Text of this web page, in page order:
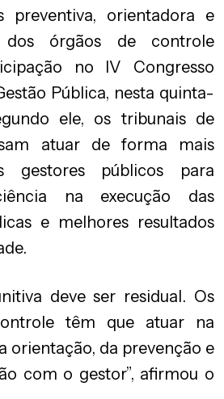
preventiva, orientadora e
dos órgãos de controle
no IV Congresso
Pública, nesta quinta-
ele, os tribunais de
atuar de forma mais
gestores públicos para
na execução das
e melhores resultados
deve ser residual. Os
têm que atuar na
orientação, da prevenção e
com o gestor”, afirmou o